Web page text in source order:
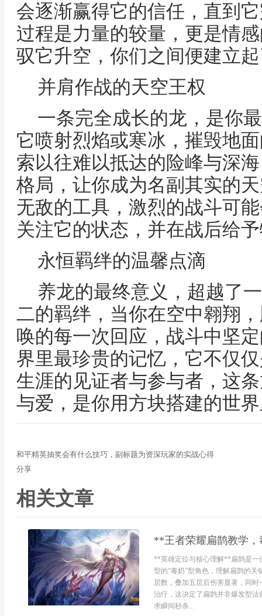
会逐渐赢得它的信任，直到
过程是力量的较量，更是情
驭它升空，你们之间便建立
并肩作战的天空王权
一条完全成长的龙，是你
它喷射烈焰或寒冰，摧毁地
索以往难以抵达的险峰与深
格局，让你成为名副其实的
无敌的工具，激烈的战斗可
关注它的状态，并在战后给
永恒羁绊的温馨点滴
养龙的最终意义，超越了
二的羁绊，当你在空中翱翔
唤的每一次回应，战斗中坚
界里最珍贵的记忆，它不仅
生涯的见证者与参与者，这
与爱，是你用方块搭建的世
和平精英抽奖会有什么技巧，副标题为资深玩家的实战心得
分享
相关文章
**王者荣耀扁鹊教学
**英雄定位与核心理解**扁鹊是一
型的“毒奶”型角色，理解扁鹊的关
层数，叠加五层后伤害显著，同
治疗，这决定了扁鹊并非爆发型
求瞬间秒杀...